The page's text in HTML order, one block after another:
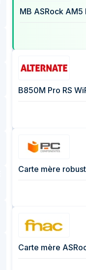
MB ASRock AM5
B850M Pro RS
Carte mère
Carte mère